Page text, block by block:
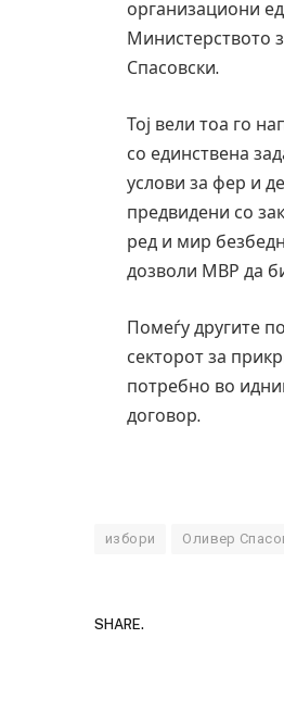
организациони
Министерството
Спасовски.
Тој вели тоа го
со единствена
услови за фер и
предвидени со
ред и мир
дозволи МВР да
Помеѓу другите
секторот за
потребно во
договор.
избори Оливер
SHARE.
Руска
за
JULY 29, 2026